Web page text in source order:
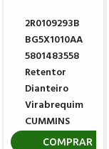
2R0109293B
BG5X1010AA
5801483558
Retentor
Dianteiro
Virabrequim
CUMMINS
4890832
COMPRAR